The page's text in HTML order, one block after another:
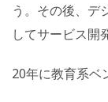
う。その後、デ
してサービス開
20年に教育系ベ